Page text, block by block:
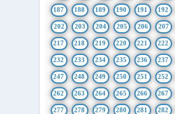
187 188 189 190 191 192
202 203 204 205 206 207
217 218 219 220 221 222
232 233 234 235 236 237
247 248 249 250 251 252
262 263 264 265 266 267
277 278 279 280 281 282